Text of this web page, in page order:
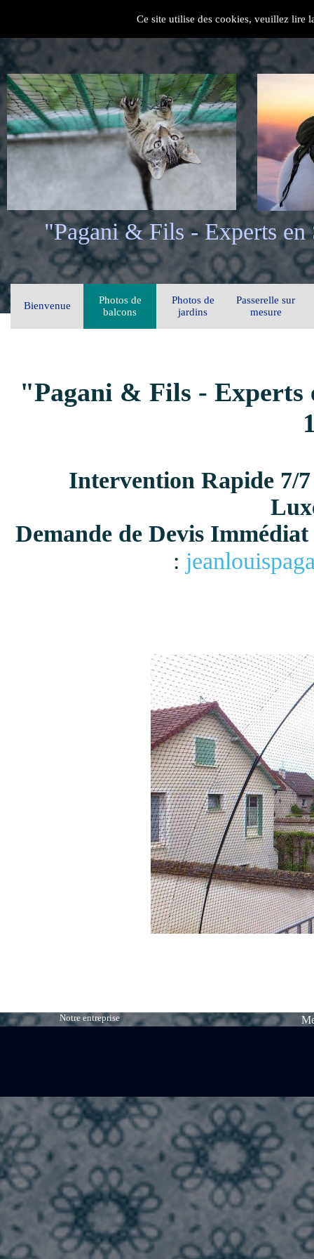
Ce site utilise des cookies, veuillez lire
"Pagani & Fils - Experts en
Bienvenue
Photos de
balcons
Photos de
jardins
Passerelle sur
mesure
"Pagani & Fils - Experts
Intervention Rapide 7/
Demande de Devis
:
Notre entreprise